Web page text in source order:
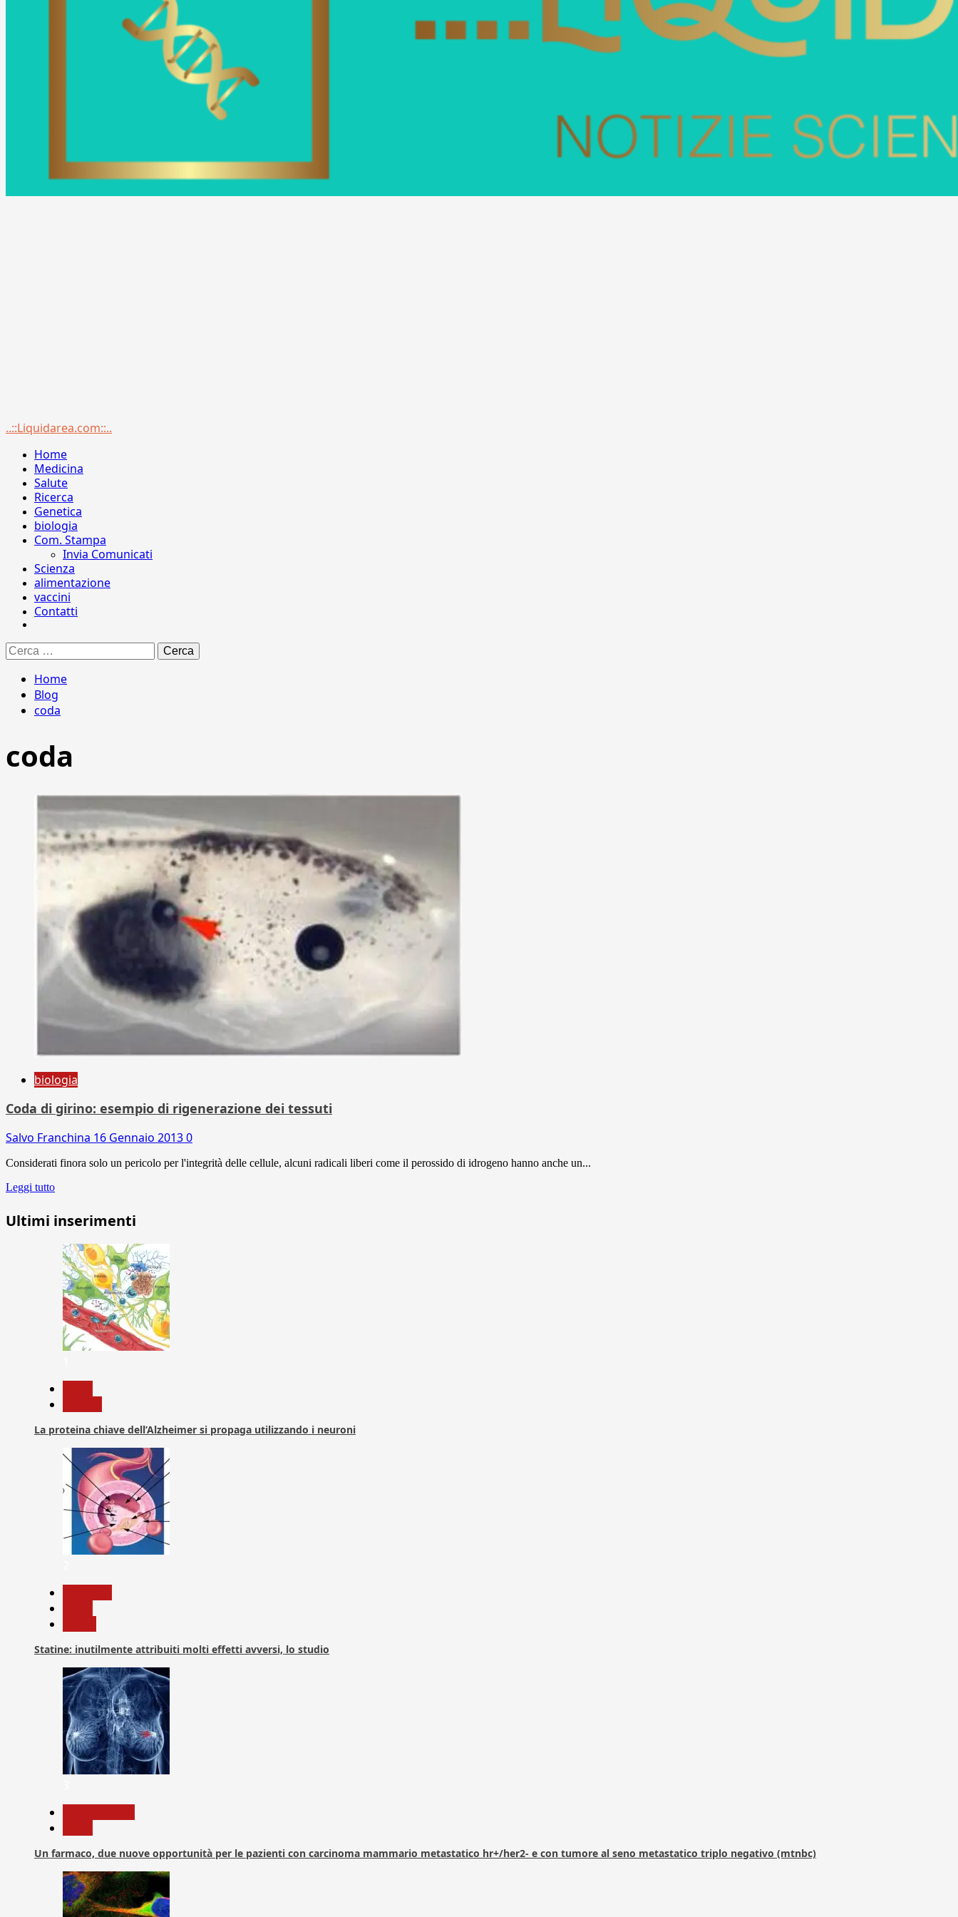
Menu
..::Liquidarea.com::..
Home
Medicina
Salute
Ricerca
Genetica
biologia
Com. Stampa
Invia Comunicati
Scienza
alimentazione
vaccini
Contatti
Ricerca
per:
Home
Blog
coda
coda
biologia
Coda di girino: esempio di rigenerazione dei tessuti
Salvo Franchina 16 Gennaio 20130
Considerati finora solo un pericolo per l'integrità delle cellule, alcuni radicali liberi come il perossido di idrogeno hanno anche un...
Leggi tutto
Ultimi inserimenti
La proteina chiave dell’Alzheimer si propaga utilizzando i neuroni
Statine: inutilmente attribuiti molti effetti avversi, lo studio
Un farmaco, due nuove opportunità per le pazienti con carcinoma mammario metastatico hr+/her2- e con tumore al seno metastatico triplo negativo (mtnbc)